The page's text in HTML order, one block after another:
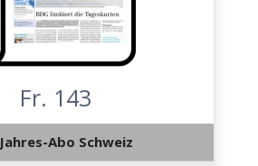
Fr. 143
Jahres-Abo Schweiz